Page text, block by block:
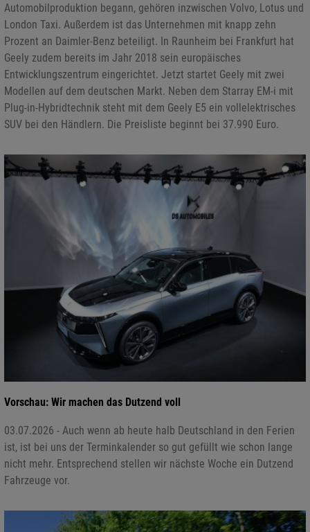
Automobilproduktion begann, gehören inzwischen Volvo, Lotus und
London Taxi. Außerdem ist das Unternehmen mit knapp zehn
Prozent an Daimler-Benz beteiligt. In Raunheim bei Frankfurt hat
Geely zudem bereits im Jahr 2018 sein europäisches
Entwicklungszentrum eingerichtet. Jetzt startet Geely mit zwei
Modellen auf dem deutschen Markt. Neben dem Starray EM-i mit
Plug-in-Hybridtechnik steht mit dem Geely E5 ein vollelektrisches
SUV bei den Händlern. Die Preisliste beginnt bei 37.990 Euro.
Vorschau: Wir machen das Dutzend voll
03.07.2026 - Auch wenn ab heute halb Deutschland in den Ferien
ist, ist bei uns der Terminkalender so gut gefüllt wie schon lange
nicht mehr. Entsprechend stellen wir nächste Woche ein Dutzend
Fahrzeuge vor.